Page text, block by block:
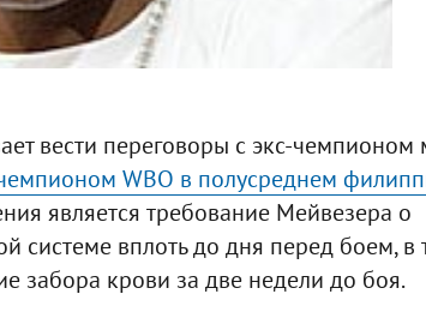
вести переговоры с экс-чемпионом
WBO в полусреднем
является требование Мейвезера о
системе вплоть до дня перед боем, в
забора крови за две недели до боя.